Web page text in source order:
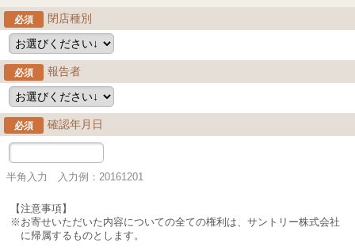
必須 閉店種別
必須 報告者
必須 確認年月日
半角入力 入力例：20161201
【注意事項】
※お寄せいただいた内容についての全ての権利は、サントリー株式会社
に帰属するものとします。